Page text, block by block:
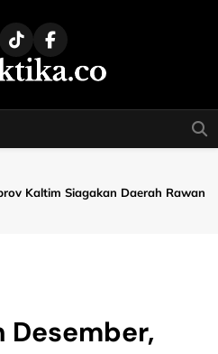
Kaltim Siagakan Daerah Rawan
Desember,